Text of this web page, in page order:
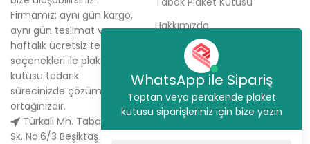
Firmamız; aynı gün kargo,
aynı gün teslimat ve
haftalık ücretsiz teslimat
seçenekleri ile plaket
kutusu tedarik
sürecinizde çözüm
ortağınızdır.
Türkali Mh. Tabakçı Hüseyin
Sk. No:6/3 Beşiktaş / İstanbul
Hakkımızda
Sipariş Ver
İletişim
WhatsApp ile Sipariş
Toptan veya perakende plaket
kutusu siparişleriniz için bize yazın